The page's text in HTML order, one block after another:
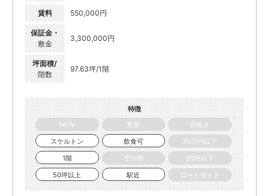
賃料 550,000円
保証金・
敷金
3,300,000円
坪面積/
階数
97.63坪/1階
特徴
NEW
更新
居抜き
スケルトン
飲食可
30万円以下
1階
空中階
20坪以下
50坪以上
駅近 ロードサイド